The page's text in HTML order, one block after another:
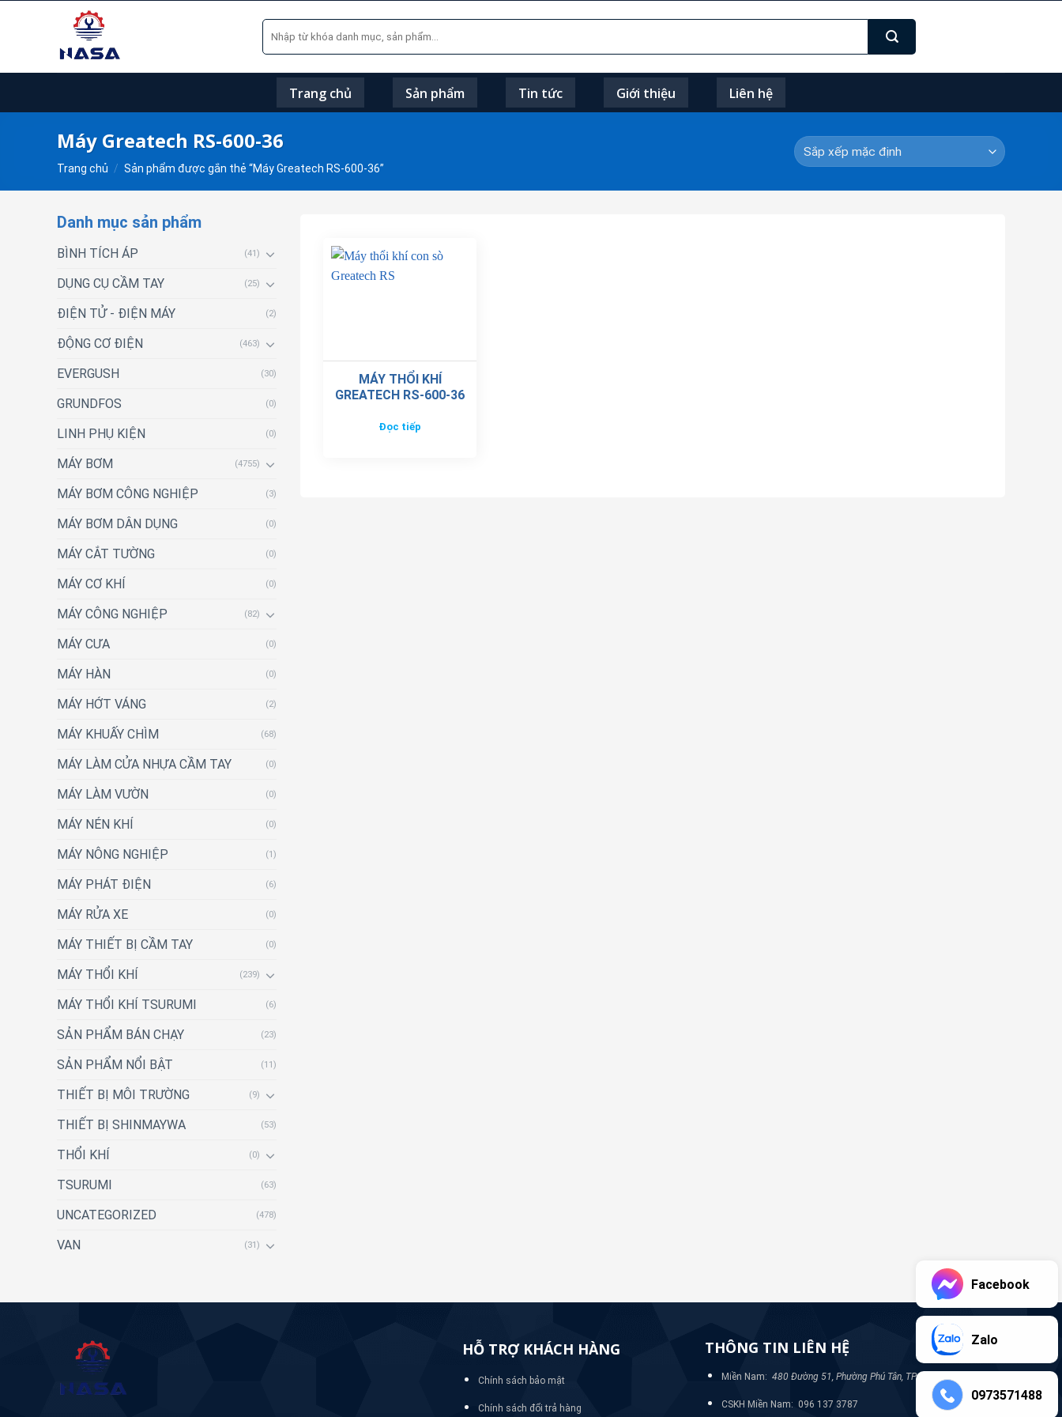
Tìm
kiếm:
Trang chủ Sản phẩm Tin tức Giới thiệu Liên hệ
Máy Greatech RS-600-36
Trang chủ / Sản phẩm được gắn thẻ “Máy Greatech RS-600-36”
Danh mục sản phẩm
BÌNH TÍCH ÁP (41)
DỤNG CỤ CẦM TAY (25)
ĐIỆN TỬ - ĐIỆN MÁY (2)
ĐỘNG CƠ ĐIỆN (463)
EVERGUSH (30)
GRUNDFOS (0)
LINH PHỤ KIỆN (0)
MÁY BƠM (4755)
MÁY BƠM CÔNG NGHIỆP (3)
MÁY BƠM DÂN DỤNG (0)
MÁY CẮT TƯỜNG (0)
MÁY CƠ KHÍ (0)
MÁY CÔNG NGHIỆP (82)
MÁY CƯA (0)
MÁY HÀN (0)
MÁY HỚT VÁNG (2)
MÁY KHUẤY CHÌM (68)
MÁY LÀM CỬA NHỰA CẦM TAY (0)
MÁY LÀM VƯỜN (0)
MÁY NÉN KHÍ (0)
MÁY NÔNG NGHIỆP (1)
MÁY PHÁT ĐIỆN (6)
MÁY RỬA XE (0)
MÁY THIẾT BỊ CẦM TAY (0)
MÁY THỔI KHÍ (239)
MÁY THỔI KHÍ TSURUMI (6)
SẢN PHẨM BÁN CHẠY (23)
SẢN PHẨM NỔI BẬT (11)
THIẾT BỊ MÔI TRƯỜNG (9)
THIẾT BỊ SHINMAYWA (53)
THỔI KHÍ (0)
TSURUMI (63)
UNCATEGORIZED (478)
VAN (31)
MÁY THỔI KHÍ
GREATECH RS-600-36
Đọc tiếp
HỖ TRỢ KHÁCH HÀNG
Chính sách bảo mật
Chính sách đổi trả hàng
THÔNG TIN LIÊN HỆ
Miền Nam: 480 Đường 51, Phường Phú Tân, TP Bình Dương
CSKH Miền Nam: 096 137 3787
Facebook
Zalo
0973571488